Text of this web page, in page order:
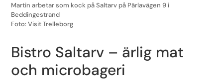
Martin arbetar som kock på Saltarv på Pärlavägen 9 i
Beddingestrand
Foto: Visit Trelleborg
Bistro Saltarv – ärlig mat
och microbageri